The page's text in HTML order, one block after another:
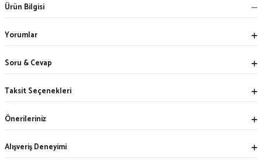
Ürün Bilgisi
Yorumlar
Soru & Cevap
Taksit Seçenekleri
Önerileriniz
Alışveriş Deneyimi